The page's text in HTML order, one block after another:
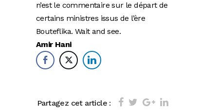
n’est le commentaire sur le départ de
certains ministres issus de l’ère
Bouteflika. Wait and see.
Amir Hani
Partagez cet article :